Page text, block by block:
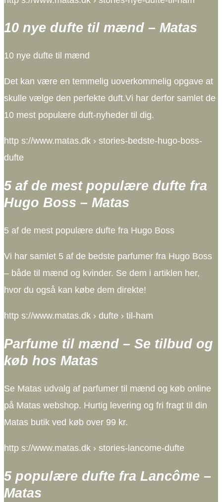
10 nye dufte til mænd – Matas
10 nye dufte til mænd
Det kan være en temmelig uoverkommelig opgave at
skulle vælge den perfekte duft.​​​​​Vi har derfor samlet de
10 mest populære duft-nyheder til dig.
http s://www.matas.dk › stories-bedste-hugo-boss-
dufte
5 af de mest populære dufte fra
Hugo Boss – Matas
5 af de mest populære dufte fra Hugo Boss
Vi har samlet 5 af de bedste parfumer fra Hugo Boss
– både til mænd og kvinder. Se dem i artiklen her,
hvor du også kan købe dem direkte!
http s://www.matas.dk › dufte › til-ham
Parfume til mænd – Se tilbud og
køb hos Matas
Se Matas udvalg af parfumer til mænd og køb online
på Matas webshop. Hurtig levering og fri fragt til din
Matas butik ved køb over 99 kr.
http s://www.matas.dk › stories-lancome-dufte
5 populære dufte fra Lancôme –
Matas